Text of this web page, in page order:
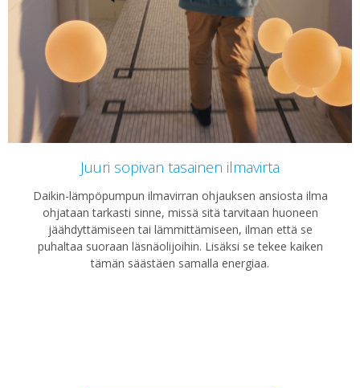
Juuri sopivan tasainen ilmavirta
Daikin-lämpöpumpun ilmavirran ohjauksen ansiosta ilma
ohjataan tarkasti sinne, missä sitä tarvitaan huoneen
jäähdyttämiseen tai lämmittämiseen, ilman että se
puhaltaa suoraan läsnäolijoihin. Lisäksi se tekee kaiken
tämän säästäen samalla energiaa.